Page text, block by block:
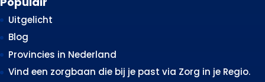
Uitgelicht
Blog
Provincies in Nederland
Vind een zorgbaan die bij je past via Zorg in je Regio.